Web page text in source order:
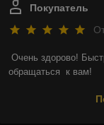
Покупатель
Очень здорово!
обращаться  к вам!